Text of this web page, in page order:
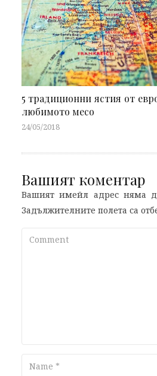
5 традиционни ястия от
любимото месо
24/05/2018
Вашият коментар
Вашият имейл адрес няма
Задължителните полета са
Comment
Name